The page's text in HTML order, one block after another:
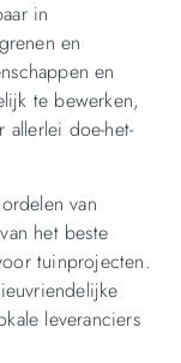
in
en
en
te bewerken,
allerlei doe-het-
van
het beste
tuinprojecten.
leveranciers